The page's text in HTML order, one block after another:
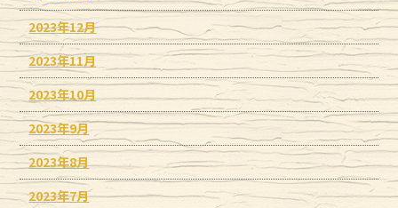
2023年12月
2023年11月
2023年10月
2023年9月
2023年8月
2023年7月